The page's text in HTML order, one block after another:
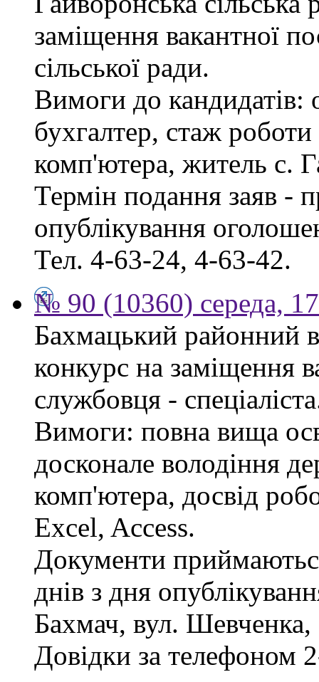
заміщення вакантної
сільської ради.
Вимоги до кандидатів:
бухгалтер, стаж
комп'ютера, житель с.
Термін подання заяв -
опублікування
Тел. 4-63-24, 4-63-42.
№ 90 (10360) середа,
Бахмацький районний
конкурс на заміщення
службовця -
Вимоги: повна вища
досконале володіння
комп'ютера, досвід
Excel, Access.
Документи
днів з дня
Бахмач, вул. Шевченка,
Довідки за телефоном